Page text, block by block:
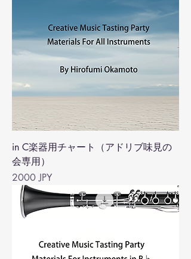
in C楽器用チャート（アドリブ味見の
会専用）
Precio
2000 JPY